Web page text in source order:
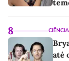
8 CIÊNCIA
até